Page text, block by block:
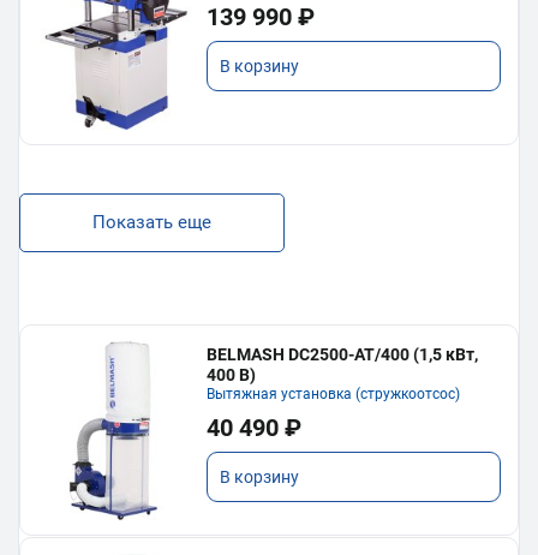
139 990 ₽
В корзину
Показать еще
BELMASH DC2500-AT/400 (1,5 кВт,
400 В)
Вытяжная установка (стружкоотсос)
40 490 ₽
В корзину